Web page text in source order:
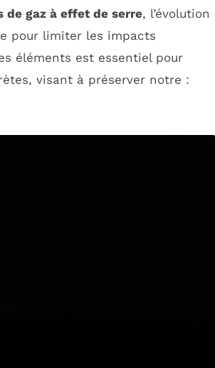
de gaz à effet de serre, l’évolution
pour limiter les impacts
éléments est essentiel pour
visant à préserver notre :